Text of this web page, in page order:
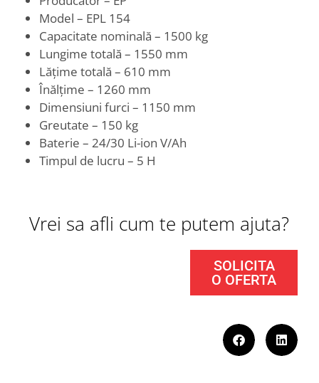
Model – EPL 154
Capacitate nominală – 1500 kg
Lungime totală – 1550 mm
Lățime totală – 610 mm
Înălțime – 1260 mm
Dimensiuni furci – 1150 mm
Greutate – 150 kg
Baterie – 24/30 Li-ion V/Ah
Timpul de lucru – 5 H
Vrei sa afli cum te putem ajuta?
SOLICITA
O OFERTA